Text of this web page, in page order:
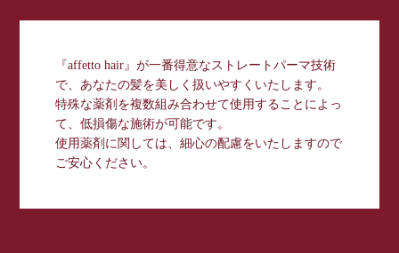
『affetto hair』が一番得意なストレートパーマ技術
で、あなたの髪を美しく扱いやすくいたします。
特殊な薬剤を複数組み合わせて使用することによっ
て、低損傷な施術が可能です。
使用薬剤に関しては、細心の配慮をいたしますので
ご安心ください。